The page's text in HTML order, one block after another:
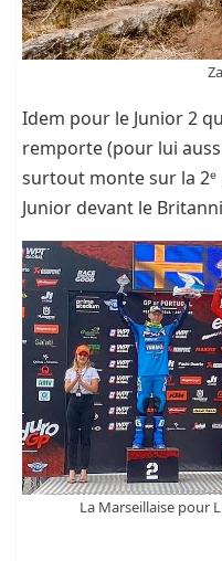
Idem pour le Junior 2
remporte (pour lui
surtout monte sur la
Junior devant le
La Marseillaise pour